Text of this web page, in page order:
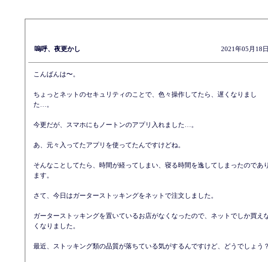
嗚呼、夜更かし 2021年05月18
こんばんは〜。
ちょっとネットのセキュリティのことで、色々操作してたら、遅くなりまし
た…。
今更だが、スマホにもノートンのアプリ入れました…。
あ、元々入ってたアプリを使ってたんですけどね。
そんなことしてたら、時間が経ってしまい、寝る時間を逸してしまったのであり
ます。
さて、今日はガーターストッキングをネットで注文しました。
ガーターストッキングを置いているお店がなくなったので、ネットでしか買え
くなりました。
最近、ストッキング類の品質が落ちている気がするんですけど、どうでしょう？